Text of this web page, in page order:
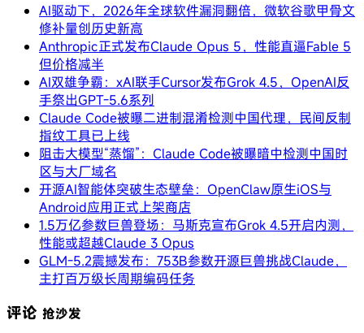
AI驱动下，2026年全球软件漏洞翻倍，微软谷歌甲骨文
修补量创历史新高
Anthropic正式发布Claude Opus 5，性能直逼Fable 5
但价格减半
AI双雄争霸：xAI联手Cursor发布Grok 4.5，OpenAI反
手祭出GPT-5.6系列
Claude Code被曝二进制混淆检测中国代理，民间反制
指纹工具已上线
阻击大模型“蒸馏”：Claude Code被曝暗中检测中国时
区与大厂域名
开源AI智能体突破生态壁垒：OpenClaw原生iOS与
Android应用正式上架商店
1.5万亿参数巨兽登场：马斯克宣布Grok 4.5开启内测，
性能或超越Claude 3 Opus
GLM-5.2震撼发布：753B参数开源巨兽挑战Claude，
主打百万级长周期编码任务
评论 抢沙发